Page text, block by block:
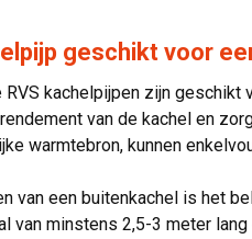
geschikt voor
RVS kachelpijpen zijn
van de kachel en
warmtebron, kunnen
van een buitenkachel is het
van minstens 2,5-3 meter